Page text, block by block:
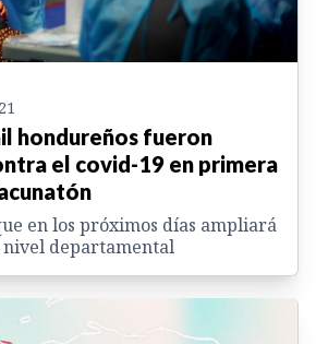
hondureños fueron
el covid-19 en primera
en los próximos días ampliará
nivel departamental